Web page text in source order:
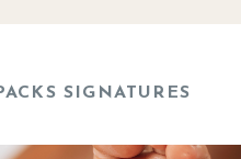
SIGNATURES